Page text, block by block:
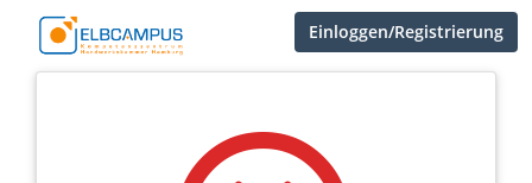
Einloggen/Registrierung